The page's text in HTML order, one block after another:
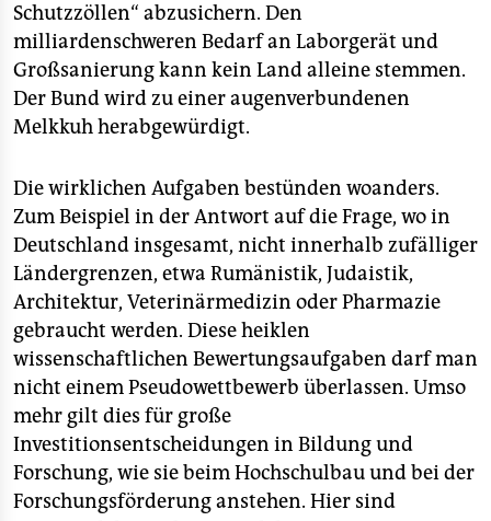
Schutzzöllen“ abzusichern. Den
milliardenschweren Bedarf an Laborgerät und
Großsanierung kann kein Land alleine stemmen.
Der Bund wird zu einer augenverbundenen
Melkkuh herabgewürdigt.
Die wirklichen Aufgaben bestünden woanders.
Zum Beispiel in der Antwort auf die Frage, wo in
Deutschland insgesamt, nicht innerhalb zufälliger
Ländergrenzen, etwa Rumänistik, Judaistik,
Architektur, Veterinärmedizin oder Pharmazie
gebraucht werden. Diese heiklen
wissenschaftlichen Bewertungsaufgaben darf man
nicht einem Pseudowettbewerb überlassen. Umso
mehr gilt dies für große
Investitionsentscheidungen in Bildung und
Forschung, wie sie beim Hochschulbau und bei der
Forschungsförderung anstehen. Hier sind